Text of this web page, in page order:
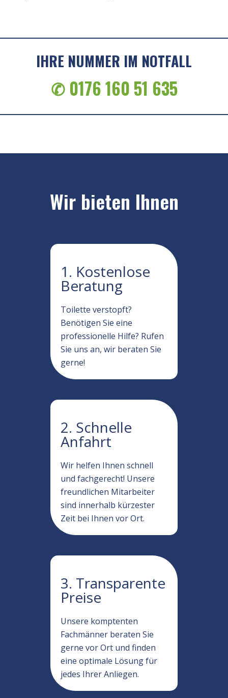
IHRE NUMMER IM NOTFALL
✆ 0176 160 51 635
Wir bieten Ihnen
1. Kostenlose
Beratung
Toilette verstopft?
Benötigen Sie eine
professionelle Hilfe? Rufen
Sie uns an, wir beraten Sie
gerne!
2. Schnelle
Anfahrt
Wir helfen Ihnen schnell
und fachgerecht! Unsere
freundlichen Mitarbeiter
sind innerhalb kürzester
Zeit bei Ihnen vor Ort.
3. Transparente
Preise
Unsere komptenten
Fachmänner beraten Sie
gerne vor Ort und finden
eine optimale Lösung für
jedes Ihrer Anliegen.